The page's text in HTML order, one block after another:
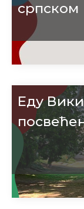
српском
Еду